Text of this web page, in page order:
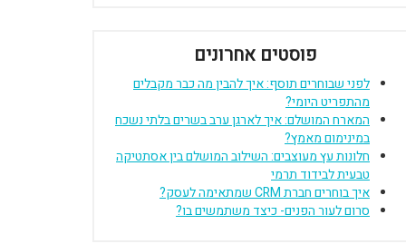
פוסטים אחרונים
לפני שבוחרים תוסף: איך להבין מה כבר מקבלים
מהתפריט היומי?
המארח המושלם: איך לארגן ערב בשרים בלתי נשכח
במינימום מאמץ?
חלונות עץ מעוצבים: השילוב המושלם בין אסתטיקה
טבעית לבידוד תרמי
איך בוחרים חברת CRM שמתאימה לעסק?
סרום לעור הפנים- כיצד משתמשים בו?